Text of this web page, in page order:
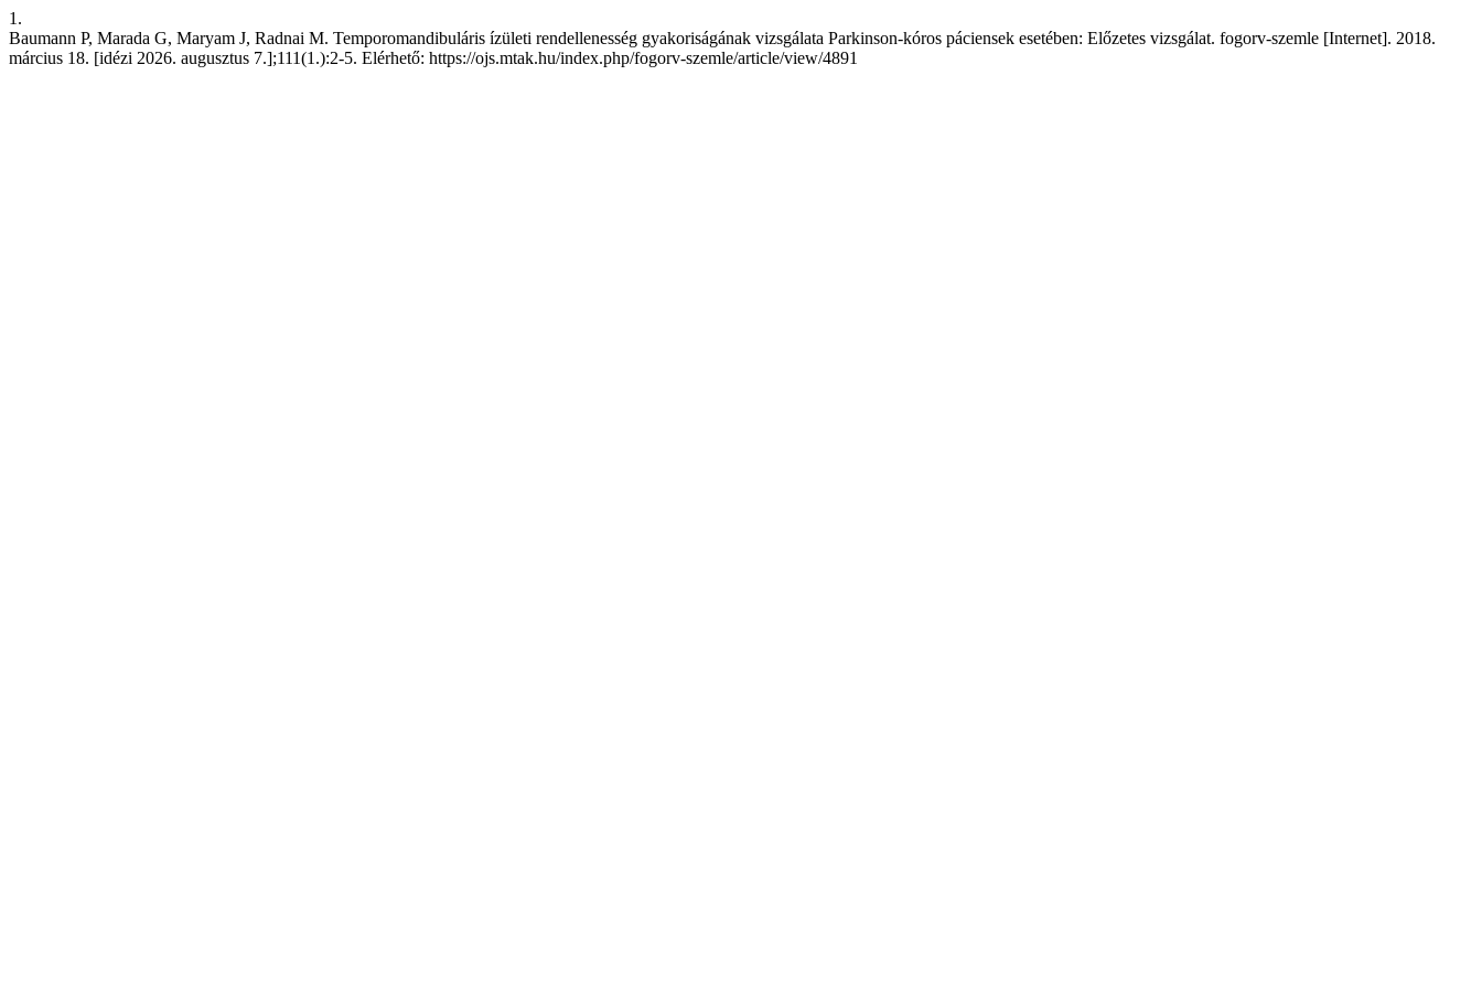
1.
Baumann P, Marada G, Maryam J, Radnai M. Temporomandibuláris ízületi rendellenesség gyakoriságának vizsgálata Parkinson-kóros páciensek esetében: Előzetes vizsgálat. fogorv-szemle [Internet]. 2018.
március 18. [idézi 2026. augusztus 7.];111(1.):2-5. Elérhető: https://ojs.mtak.hu/index.php/fogorv-szemle/article/view/4891